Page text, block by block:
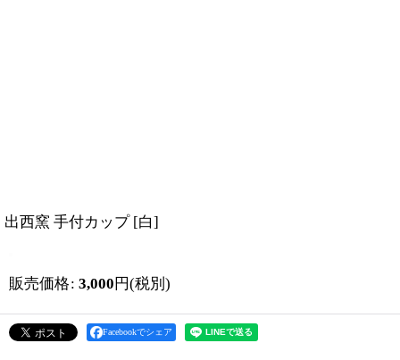
出西窯 手付カップ [白]
販売価格: 3,000 円(税別)
Facebookでシェア